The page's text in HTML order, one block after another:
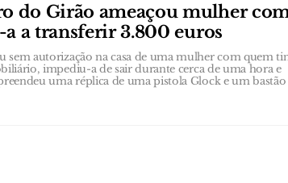
do Girão ameaçou mulher
a transferir 3.800 euros
sem autorização na casa de uma mulher com quem
impediu-a de sair durante cerca de uma hora e
uma réplica de uma pistola Glock e um bastão